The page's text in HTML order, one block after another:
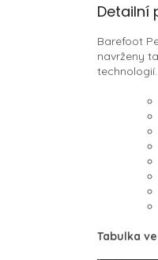
Detailní
Barefoot
navrženy
technologií.
Tabulka